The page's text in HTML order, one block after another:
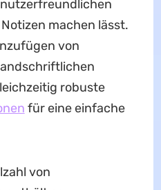
machen lässt.
von
robuste
für eine einfache
von